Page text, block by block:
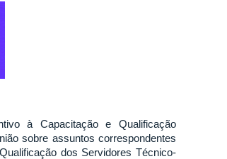
à Capacitação e Qualificação
sobre assuntos correspondentes
dos Servidores Técnico-